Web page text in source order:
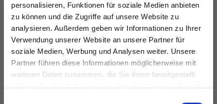
personalisieren, Funktionen für soziale Medien anbieten
zu können und die Zugriffe auf unsere Website zu
analysieren. Außerdem geben wir Informationen zu Ihrer
Verwendung unserer Website an unsere Partner für
soziale Medien, Werbung und Analysen weiter. Unsere
Partner führen diese Informationen möglicherweise mit
weiteren Daten zusammen, die Sie ihnen bereitgestellt
haben oder die sie im Rahmen Ihrer Nutzung der Dienste
Spare bis zu 50%